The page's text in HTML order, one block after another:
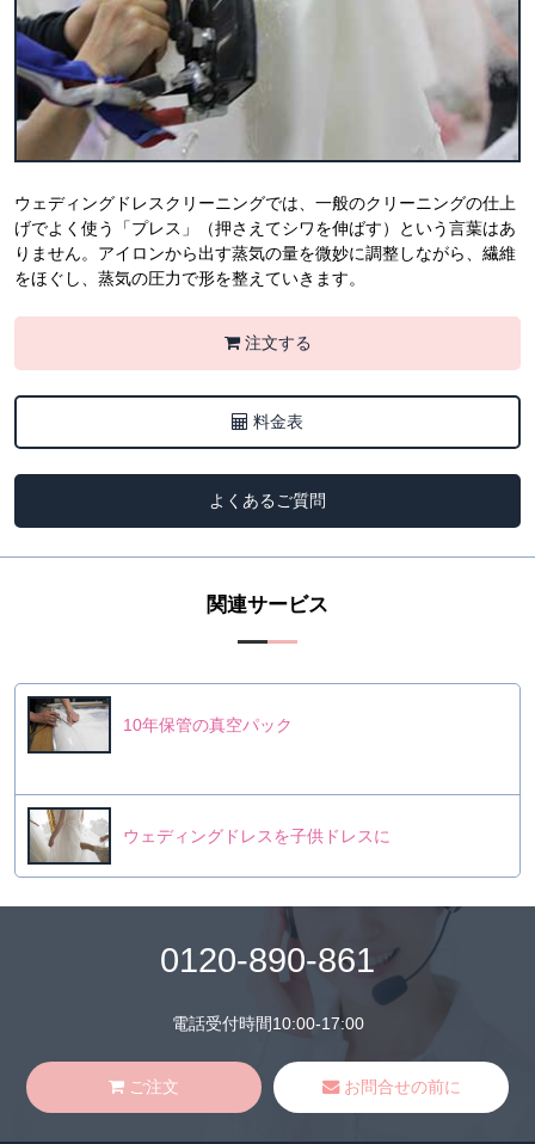
ウェディングドレスクリーニングでは、一般のクリーニングの仕上
げでよく使う「プレス」（押さえてシワを伸ばす）という言葉はあ
りません。アイロンから出す蒸気の量を微妙に調整しながら、繊維
をほぐし、蒸気の圧力で形を整えていきます。
注文する
料金表
よくあるご質問
関連サービス
10年保管の真空パック
ウェディングドレスを子供ドレスに
0120-890-861
電話受付時間10:00-17:00
ご注文 お問合せの前に